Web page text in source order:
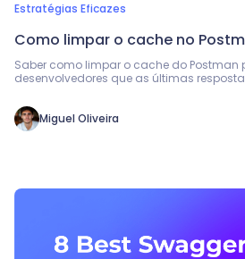
Estratégias Eficazes
Como limpar o cache no
Saber como limpar o cache do Postman
desenvolvedores que as últimas
Miguel Oliveira